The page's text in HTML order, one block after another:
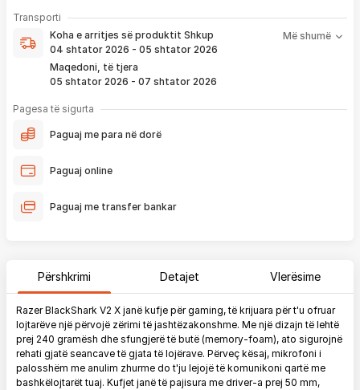
pagesë
Transporti
Koha e arritjes së produktit Shkup
04 shtator 2026 - 05 shtator 2026
Maqedoni, të tjera
05 shtator 2026 - 07 shtator 2026
Më shumë
Koha e arritjes së produktit nënkupton periudhën prej kur
bëhet verifikimi i porosisë suaj, dhe njoftimit për verifikim
që ju e pranoni përmes email-it apo SMS-it.
Nëse porosia bëhet tani, produkti arrin sipas afatit kohor të
vendosur më lartë. Ju do të njoftoheni në vazhdimësi
përfshirë momentin kur produkti arrin në depon tonë, dhe
më lartë. Ju lusim të keni parasysh që festat ndërkombëtare ndikojnë që
liferimi të shtyhet për rreth 2 ditë.
Pagesa të sigurta
Paguaj me para në dorë
Paguaj online
Paguaj me transfer bankar
Përshkrimi Detajet Vlerësime
Razer BlackShark V2 X janë kufje për gaming, të krijuara për t'u ofruar
lojtarëve një përvojë zërimi të jashtëzakonshme. Me një dizajn të lehtë
prej 240 gramësh dhe sfungjerë të butë (memory-foam), ato sigurojnë
rehati gjatë seancave të gjata të lojërave. Përveç kësaj, mikrofoni i
palosshëm me anulim zhurme do t'ju lejojë të komunikoni qartë me
bashkëlojtarët tuaj. Kufjet janë të pajisura me driver-a prej 50 mm,